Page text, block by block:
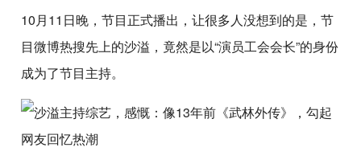
10月11日晚，节目正式播出，让很多人没想到的是，节
目微博热搜先上的沙溢，竟然是以“演员工会会长”的身份
成为了节目主持。